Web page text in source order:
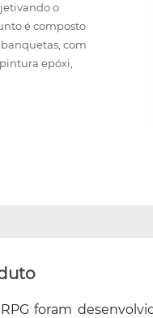
o
é composto
com
epóxi,
diversos
foram